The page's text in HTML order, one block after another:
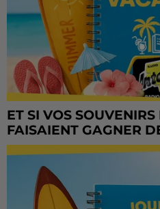
ET SI VOS
FAISAIENT GAGNER